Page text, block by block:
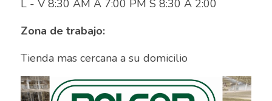
Asesor digital
Asesores Inmobiliarios
ASESOR INMOBILIARIO
Auditor
Zona de trabajo: